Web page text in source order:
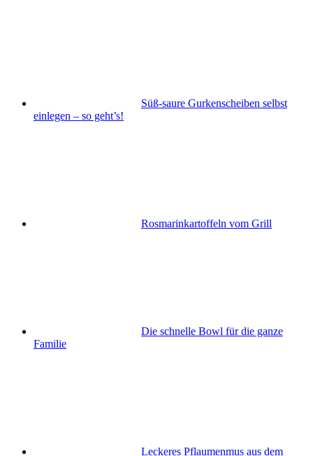
Süß-saure Gurkenscheiben selbst
einlegen – so geht’s!
Rosmarinkartoffeln vom Grill
Die schnelle Bowl für die ganze
Familie
Leckeres Pflaumenmus aus dem